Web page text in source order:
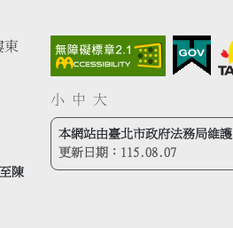
東
陳
小 中 大
本網站由臺北市政府法務局維護
更新日期： 115.08.07